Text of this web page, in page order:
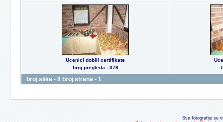
Ucenici dobili certifikate
broj pregleda - 378
broj slika - 8 broj strana - 1
Sve fotografije su